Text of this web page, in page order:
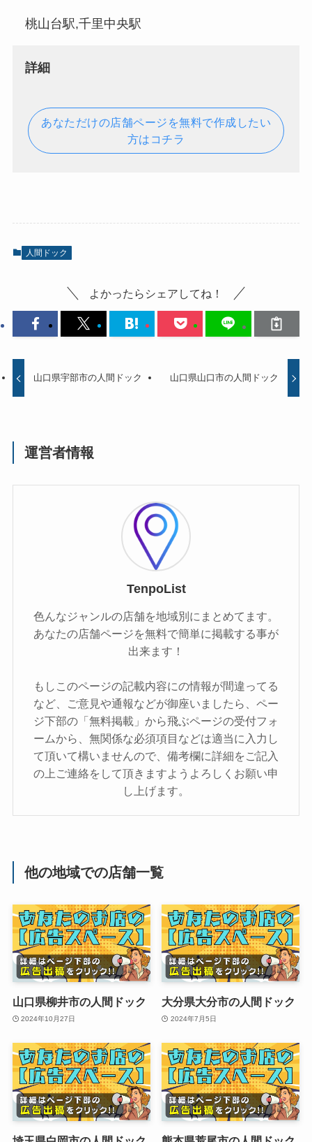
桃山台駅,千里中央駅
詳細
あなただけの店舗ページを無料で作成したい
方はコチラ
人間ドック
よかったらシェアしてね！
山口県宇部市の人間ドック 山口県山口市の人間ドック
運営者情報
TenpoList
色んなジャンルの店舗を地域別にまとめてます。
あなたの店舗ページを無料で簡単に掲載する事が
出来ます！
もしこのページの記載内容にの情報が間違ってる
など、ご意見や通報などが御座いましたら、ペー
ジ下部の「無料掲載」から飛ぶページの受付フォ
ームから、無関係な必須項目などは適当に入力し
て頂いて構いませんので、備考欄に詳細をご記入
の上ご連絡をして頂きますようよろしくお願い申
し上げます。
他の地域での店舗一覧
山口県柳井市の人間ドック
2024年10月27日
大分県大分市の人間ドック
2024年7月5日